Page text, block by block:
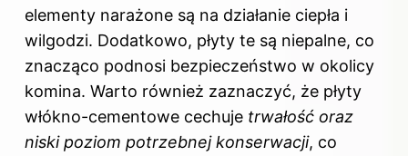
elementy narażone są na działanie ciepła i
wilgodzi. Dodatkowo, płyty te są niepalne, co
znacząco podnosi bezpieczeństwo w okolicy
komina. Warto również zaznaczyć, że płyty
włókno-cementowe cechuje trwałość oraz
niski poziom potrzebnej konserwacji, co